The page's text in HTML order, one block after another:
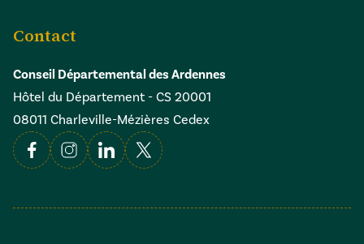
Contact
Conseil Départemental des Ardennes
Hôtel du Département - CS 20001
08011 Charleville-Mézières Cedex
FacebookInstagramLinkedin
X